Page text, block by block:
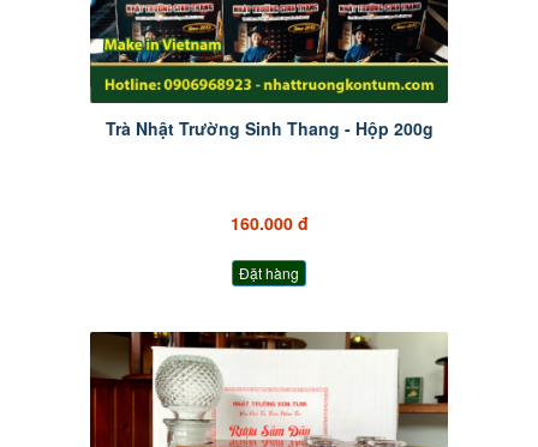
Trà Nhật Trường Sinh Thang - Hộp 200g
160.000 đ
Đặt hàng